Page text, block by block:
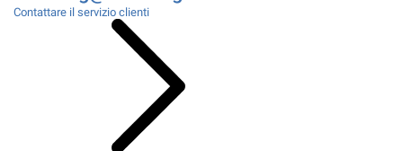
Contattare il servizio clienti